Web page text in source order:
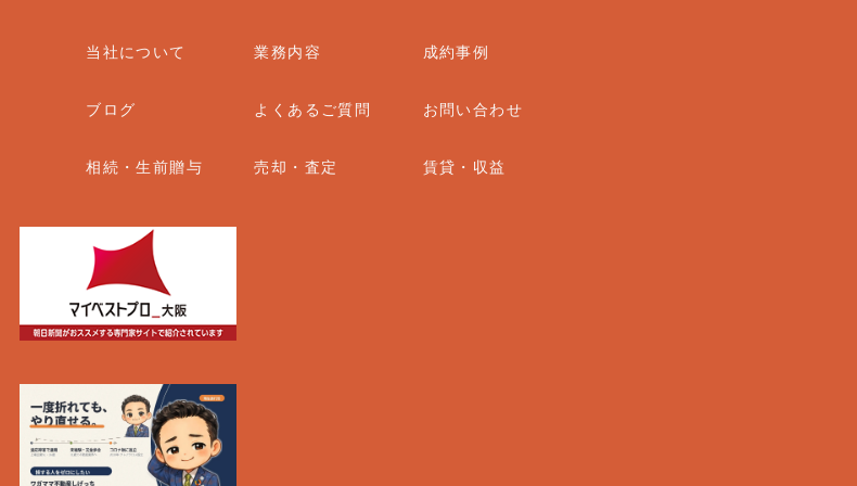
FOLLOW US:
当社について 業務内容 成約事例
ブログ よくあるご質問 お問い合わせ
相続・生前贈与 売却・査定 賃貸・収益